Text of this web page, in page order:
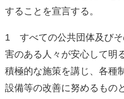
することを宣言する。
1 すべての公共団体及びそ
害のある人々が安心して明
積極的な施策を講じ、各種
設備等の改善に努めるもの